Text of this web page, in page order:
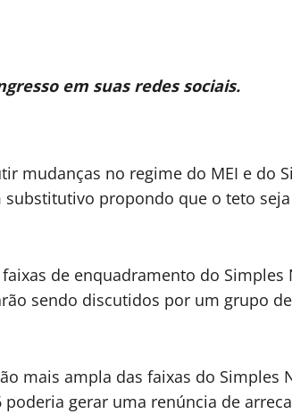
em suas redes sociais.
mudanças no regime do MEI e do
propondo que o teto
de enquadramento do
sendo discutidos por um grupo
mais ampla das faixas do Simples
gerar uma renúncia de